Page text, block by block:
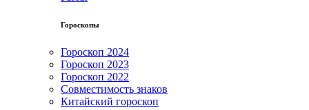
Гороскопы
Гороскоп 2024
Гороскоп 2023
Гороскоп 2022
Совместимость знаков
Китайский гороскоп